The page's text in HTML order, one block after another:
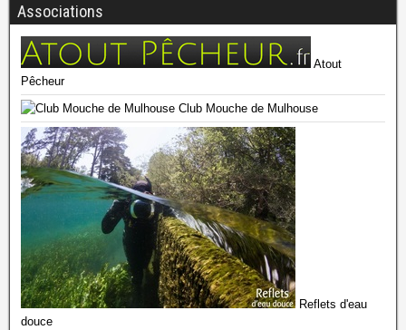
Associations
Atout
Pêcheur
Club Mouche de Mulhouse
Reflets d'eau
douce